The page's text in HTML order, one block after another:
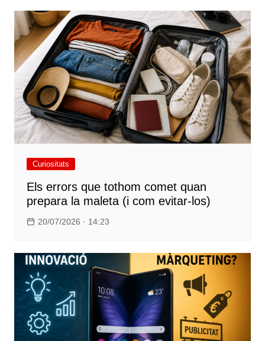
Curiositats
Els errors que tothom comet quan
prepara la maleta (i com evitar-los)
20/07/2026 · 14:23